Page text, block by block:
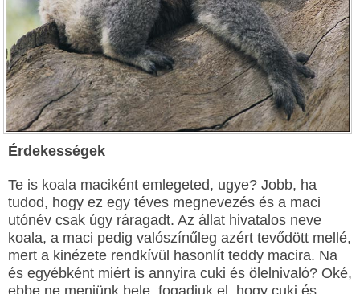
Érdekességek
Te is koala maciként emlegeted, ugye? Jobb, ha
tudod, hogy ez egy téves megnevezés és a maci
utónév csak úgy ráragadt. Az állat hivatalos neve
koala, a maci pedig valószínűleg azért tevődött mellé,
mert a kinézete rendkívül hasonlít teddy macira. Na
és egyébként miért is annyira cuki és ölelnivaló? Oké,